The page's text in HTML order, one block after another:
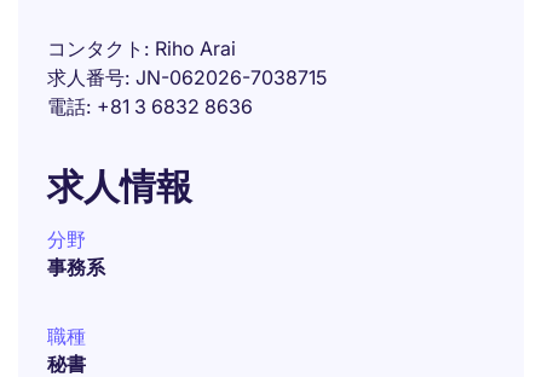
コンタクト
Riho Arai
求人番号 JN-062026-7038715
電話 +81 3 6832 8636
求人情報
分野
事務系
職種
秘書